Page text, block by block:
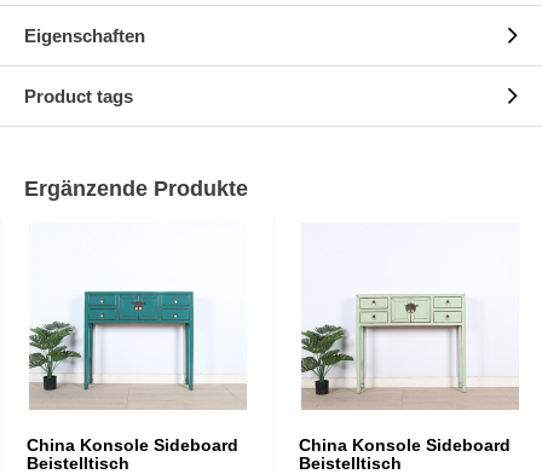
Eigenschaften
Product tags
Ergänzende Produkte
China Konsole Sideboard
Beistelltisch
China Konsole Sideboard
Beistelltisch